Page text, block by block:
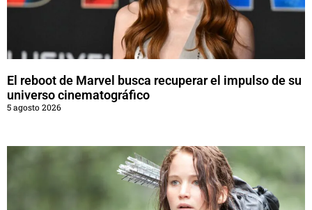
El reboot de Marvel busca recuperar el impulso de su
universo cinematográfico
5 agosto 2026